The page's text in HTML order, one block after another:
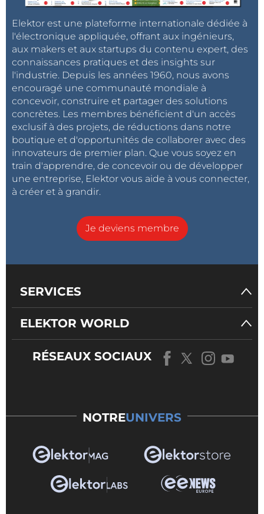
Elektor est une plateforme internationale dédiée à
l'électronique appliquée, offrant aux ingénieurs,
aux makers et aux startups du contenu expert, des
connaissances pratiques et des insights sur
l'industrie. Depuis les années 1960, nous avons
encouragé une communauté mondiale à
concevoir, construire et partager des solutions
concrètes. Les membres bénéficient d'un accès
exclusif à des projets, de réductions dans notre
boutique et d'opportunités de collaborer avec des
innovateurs de premier plan. Que vous soyez en
train d'apprendre, de concevoir ou de développer
une entreprise, Elektor vous aide à vous connecter,
à créer et à grandir.
Je deviens membre
SERVICES
ELEKTOR WORLD
RÉSEAUX SOCIAUX
NOTREUNIVERS